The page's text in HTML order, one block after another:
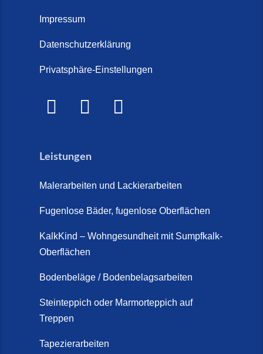
Impressum
Datenschutzerklärung
Privatsphäre-Einstellungen
Leistungen
Malerarbeiten und Lackierarbeiten
Fugenlose Bäder, fugenlose Oberflächen
KalkKind – Wohngesundheit mit Sumpfkalk-
Oberflächen
Bodenbeläge / Bodenbelagsarbeiten
Steinteppich oder Marmorteppich auf
Treppen
Tapezierarbeiten